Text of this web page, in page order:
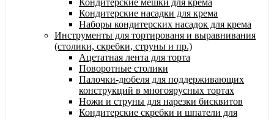
Кондитерские мешки для крема
Кондитерские насадки для крема
Наборы кондитерских насадок для крема
Инструменты для тортированя и выравнивания
(столики, скребки, струны и пр.)
Ацетатная лента для торта
Поворотные столики
Палочки-дюбеля для поддерживающих
конструкций в многоярусных тортах
Ножи и струны для нарезки бисквитов
Кондитерские скребки и шпатели для